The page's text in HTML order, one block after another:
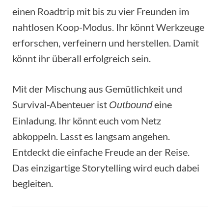
einen Roadtrip mit bis zu vier Freunden im
nahtlosen Koop-Modus. Ihr könnt Werkzeuge
erforschen, verfeinern und herstellen. Damit
könnt ihr überall erfolgreich sein.
Mit der Mischung aus Gemütlichkeit und
Survival-Abenteuer ist Outboundeine
Einladung. Ihr könnt euch vom Netz
abkoppeln. Lasst es langsam angehen.
Entdeckt die einfache Freude an der Reise.
Das einzigartige Storytelling wird euch dabei
begleiten.